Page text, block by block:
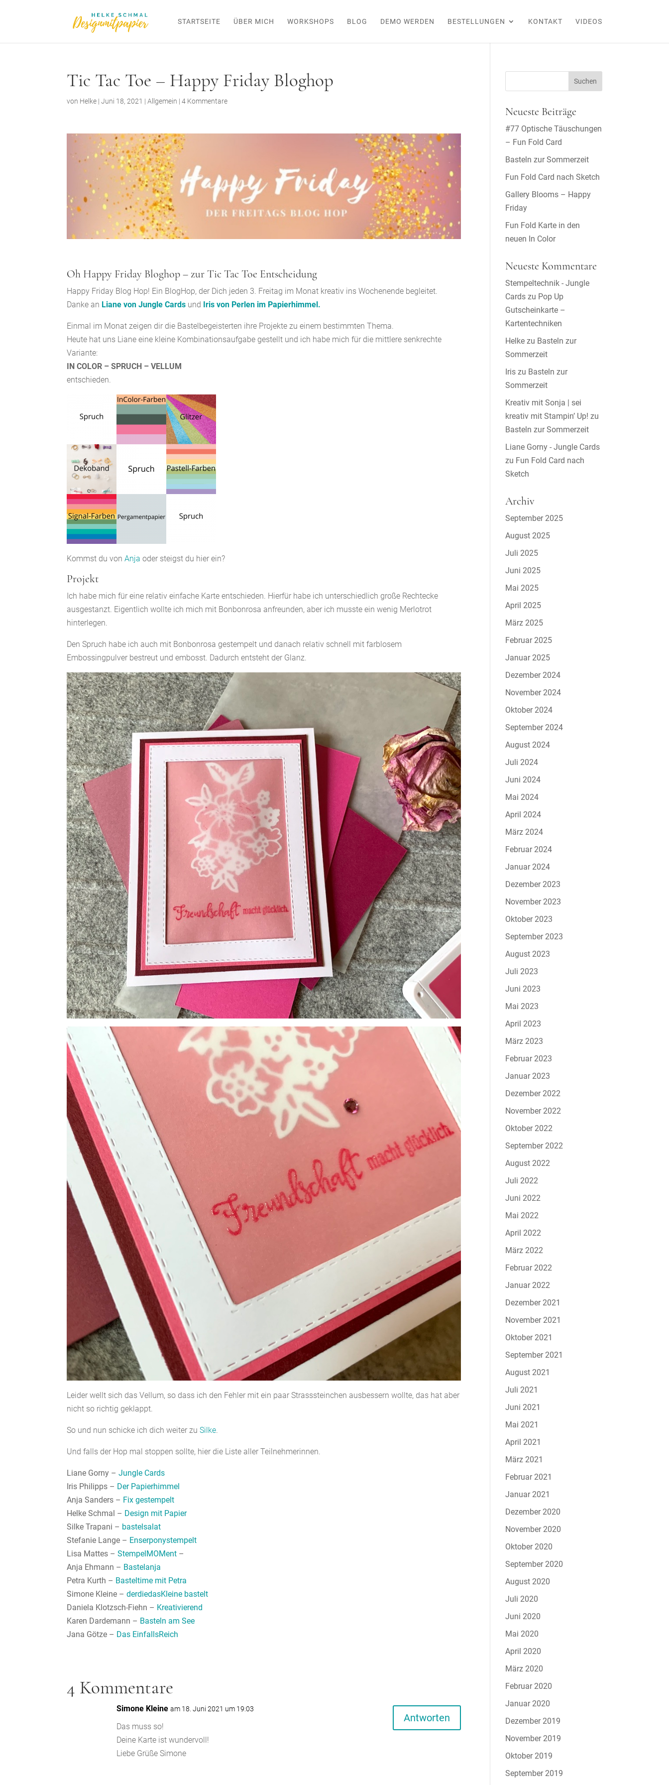
STARTSEITE ÜBER MICH WORKSHOPS BLOG DEMO WERDEN BESTELLUNGEN KONTAKT VIDEOS
Tic Tac Toe – Happy Friday Bloghop
von Helke |Juni 18, 2021 |Allgemein |4 Kommentare
Oh Happy Friday Bloghop – zur Tic Tac Toe Entscheidung
Happy Friday Blog Hop! Ein BlogHop, der Dich jeden 3. Freitag im Monat kreativ ins Wochenende begleitet.
Danke an Liane von Jungle Cards und Iris von Perlen im Papierhimmel.
Einmal im Monat zeigen dir die Bastelbegeisterten ihre Projekte zu einem bestimmten Thema.
Heute hat uns Liane eine kleine Kombinationsaufgabe gestellt und ich habe mich für die mittlere senkrechte
Variante:
IN COLOR – SPRUCH – VELLUM
entschieden.
Kommst du vonAnja oder steigst du hier ein?
Projekt
Ich habe mich für eine relativ einfache Karte entschieden. Hierfür habe ich unterschiedlich große Rechtecke
ausgestanzt. Eigentlich wollte ich mich mit Bonbonrosa anfreunden, aber ich musste ein wenig Merlotrot
hinterlegen.
Den Spruch habe ich auch mit Bonbonrosa gestempelt und danach relativ schnell mit farblosem
Embossingpulver bestreut und embosst. Dadurch entsteht der Glanz.
Leider wellt sich das Vellum, so dass ich den Fehler mit ein paar Strasssteinchen ausbessern wollte, das hat aber
nicht so richtig geklappt.
So und nun schicke ich dich weiter zuSilke
Und falls der Hop mal stoppen sollte, hier die Liste aller Teilnehmerinnen.
Liane Gorny –Jungle Cards
Iris Philipps – Der Papierhimmel
Anja Sanders – Fix gestempelt
Helke Schmal – Design mit Papier
Silke Trapani – bastelsalat
Stefanie Lange – Enserponystempelt
Lisa Mattes –StempelMOMent –
Anja Ehmann – Bastelanja
Petra Kurth – Basteltime mit Petra
Simone Kleine –derdiedasKleine bastelt
Daniela Klotzsch-Fiehn – Kreativierend
Karen Dardemann – Basteln am See
Jana Götze – Das EinfallsReich
4 Kommentare
Simone Kleine am 18. Juni 2021 um 19:03
Das muss so!
Deine Karte ist wundervoll!
Liebe Grüße Simone
Antworten
Neueste Beiträge
#77 Optische Täuschungen
– Fun Fold Card
Basteln zur Sommerzeit
Fun Fold Card nach Sketch
Gallery Blooms – Happy
Friday
Fun Fold Karte in den
neuen In Color
Neueste Kommentare
Stempeltechnik - Jungle
Cards zu Pop Up
Gutscheinkarte –
Kartentechniken
Helke zu Basteln zur
Sommerzeit
Iris zu Basteln zur
Sommerzeit
Kreativ mit Sonja | sei
kreativ mit Stampin’ Up! zu
Basteln zur Sommerzeit
Liane Gorny - Jungle Cards
zu Fun Fold Card nach
Sketch
Archiv
September 2025
August 2025
Juli 2025
Juni 2025
Mai 2025
April 2025
März 2025
Februar 2025
Januar 2025
Dezember 2024
November 2024
Oktober 2024
September 2024
August 2024
Juli 2024
Juni 2024
Mai 2024
April 2024
März 2024
Februar 2024
Januar 2024
Dezember 2023
November 2023
Oktober 2023
September 2023
August 2023
Juli 2023
Juni 2023
Mai 2023
April 2023
März 2023
Februar 2023
Januar 2023
Dezember 2022
November 2022
Oktober 2022
September 2022
August 2022
Juli 2022
Juni 2022
Mai 2022
April 2022
März 2022
Februar 2022
Januar 2022
Dezember 2021
November 2021
Oktober 2021
September 2021
August 2021
Juli 2021
Juni 2021
Mai 2021
April 2021
März 2021
Februar 2021
Januar 2021
Dezember 2020
November 2020
Oktober 2020
September 2020
August 2020
Juli 2020
Juni 2020
Mai 2020
April 2020
März 2020
Februar 2020
Januar 2020
Dezember 2019
November 2019
Oktober 2019
September 2019